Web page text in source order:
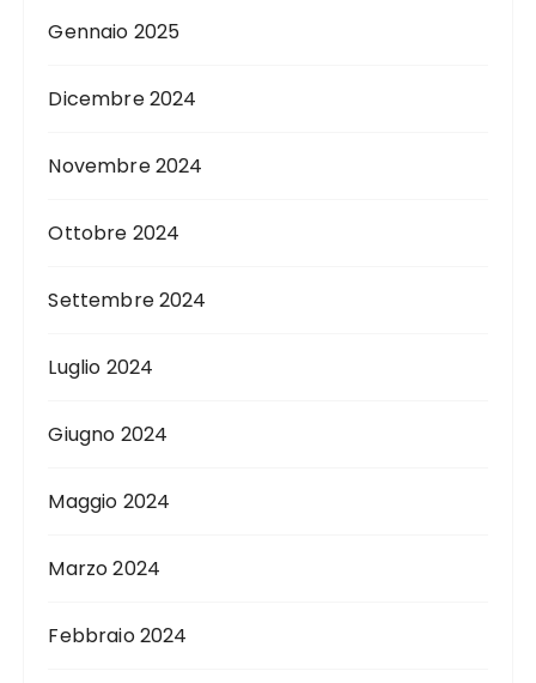
Gennaio 2025
Dicembre 2024
Novembre 2024
Ottobre 2024
Settembre 2024
Luglio 2024
Giugno 2024
Maggio 2024
Marzo 2024
Febbraio 2024